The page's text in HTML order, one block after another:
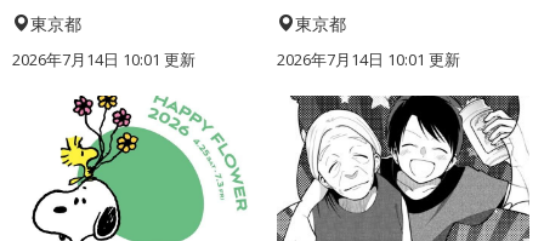
東京都
2026年7月14日 10:01 更新
東京都
2026年7月14日 10:01 更新